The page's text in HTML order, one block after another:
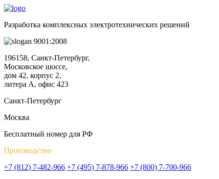
Разработка комплексных электротехнических решений
9001:2008
196158, Санкт-Петербург,
Московское шоссе,
дом 42, корпус 2,
литера А, офис 423
Санкт-Петербург
Москва
Бесплатный номер для РФ
Производство
+7 (812) 7-482-966 +7 (495) 7-878-966 +7 (800) 7-700-966